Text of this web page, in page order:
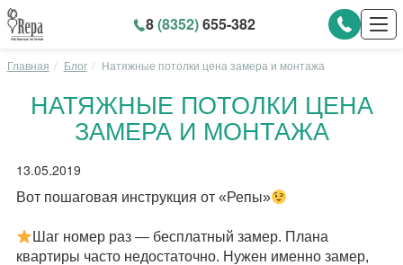
8(8352)655-382
Главная Блог Натяжные потолки цена замера и монтажа
НАТЯЖНЫЕ ПОТОЛКИ ЦЕНА
ЗАМЕРА И МОНТАЖА
13.05.2019
Вот пошаговая инструкция от «Репы»
Шаг номер раз — бесплатный замер. Плана
квартиры часто недостаточно. Нужен именно замер,